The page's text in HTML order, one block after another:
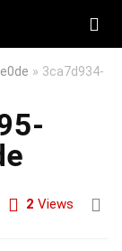
» 3ca7d934-
2 Views